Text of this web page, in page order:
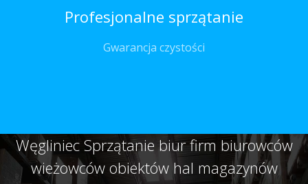
Profesjonalne sprzątanie
Gwarancja czystości
Węgliniec Sprzątanie biur firm biurowców
wieżowców obiektów hal magazynów